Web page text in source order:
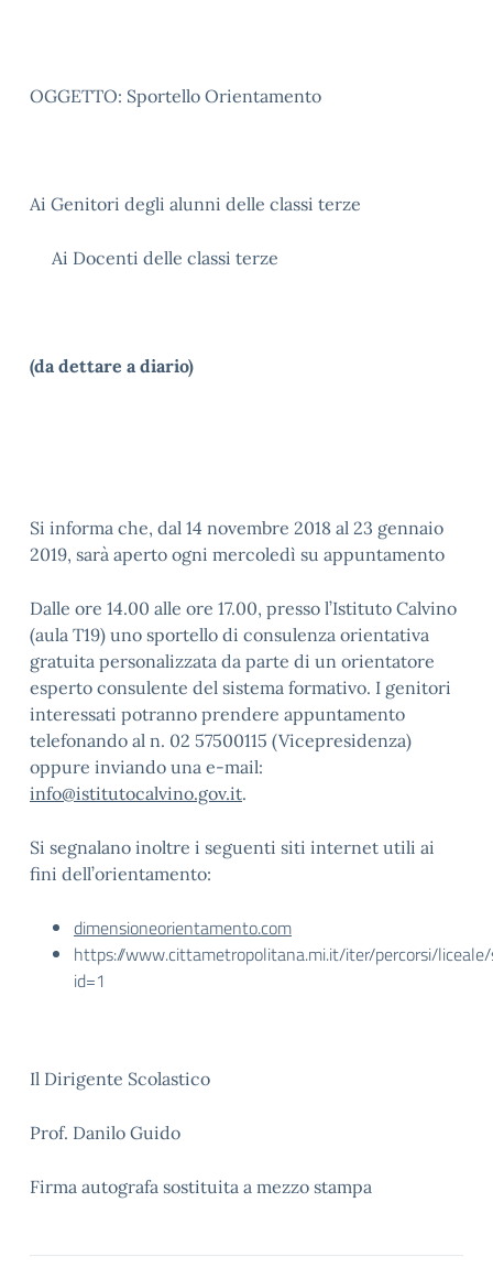
OGGETTO: Sportello Orientamento
Ai Genitori degli alunni delle classi terze
Ai Docenti delle classi terze
(da dettare a diario)
Si informa che, dal 14 novembre 2018 al 23 gennaio
2019, sarà aperto ogni mercoledì su appuntamento
Dalle ore 14.00 alle ore 17.00, presso l’Istituto Calvino
(aula T19) uno sportello di consulenza orientativa
gratuita personalizzata da parte di un orientatore
esperto consulente del sistema formativo. I genitori
interessati potranno prendere appuntamento
telefonando al n. 02 57500115 (Vicepresidenza)
oppure inviando una e-mail:
info@istitutocalvino.gov.it.
Si segnalano inoltre i seguenti siti internet utili ai
fini dell’orientamento:
dimensioneorientamento.com
https://www.cittametropolitana.mi.it/iter/percorsi/
id=1
Il Dirigente Scolastico
Prof. Danilo Guido
Firma autografa sostituita a mezzo stampa